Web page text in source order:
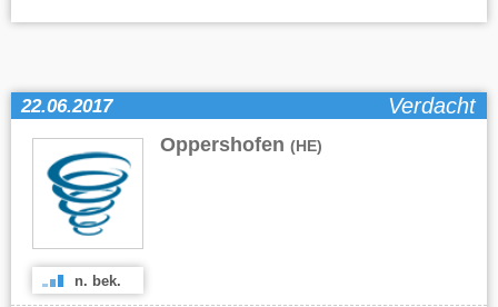
22.06.2017 Verdacht
Oppershofen (HE)
n. bek.